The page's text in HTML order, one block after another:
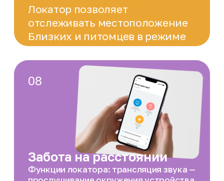
С услугами «Встретить» и
«Проводить» поможем донести любой
багаж до двери или автомобиля
Помощь с багажом